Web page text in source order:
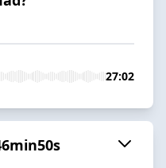
27:02